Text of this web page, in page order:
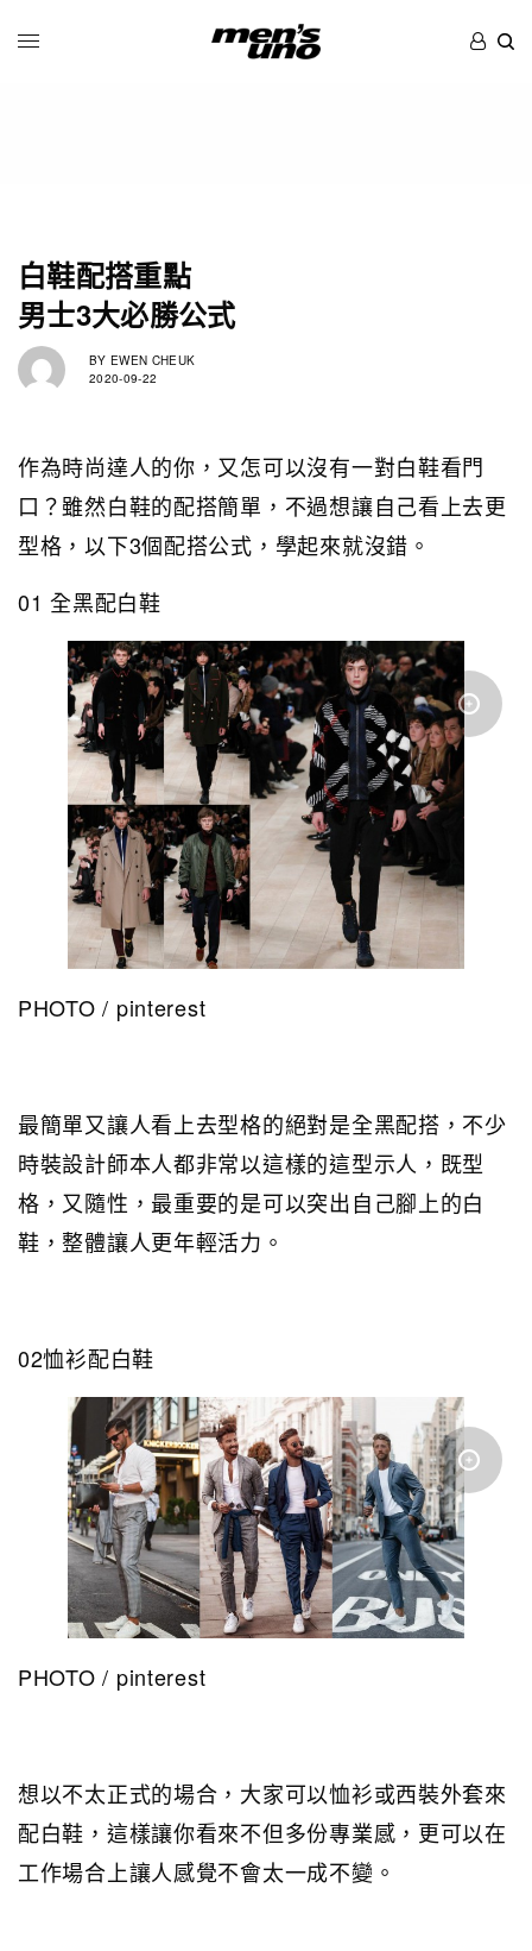
白鞋配搭重點
男士3大必勝公式
BY EWEN CHEUK
2020-09-22
作為時尚達人的你，又怎可以沒有一對白鞋看門
口？雖然白鞋的配搭簡單，不過想讓自己看上去更
型格，以下3個配搭公式，學起來就沒錯。
01 全黑配白鞋
PHOTO / pinterest
最簡單又讓人看上去型格的絕對是全黑配搭，不少
時裝設計師本人都非常以這樣的這型示人，既型
格，又隨性，最重要的是可以突出自己腳上的白
鞋，整體讓人更年輕活力。
02恤衫配白鞋
PHOTO / pinterest
想以不太正式的場合，大家可以恤衫或西裝外套來
配白鞋，這樣讓你看來不但多份專業感，更可以在
工作場合上讓人感覺不會太一成不變。